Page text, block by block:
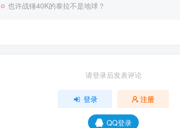
也许战锤40K的泰拉不是地球？
请登录后发表评论
登录 注册
QQ登录